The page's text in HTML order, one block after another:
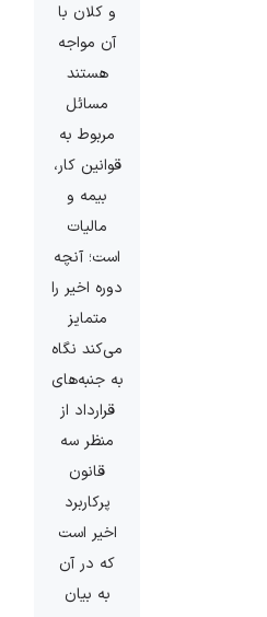
و کلان با
آن مواجه
هستند
مسائل
مربوط به
قوانین کار،
بیمه و
مالیات
است؛ آنچه
دوره اخیر را
متمایز
می‌کند نگاه
به جنبه‌های
قرارداد از
منظر سه
قانون
پرکاربرد
اخیر است
که در آن
به بیان